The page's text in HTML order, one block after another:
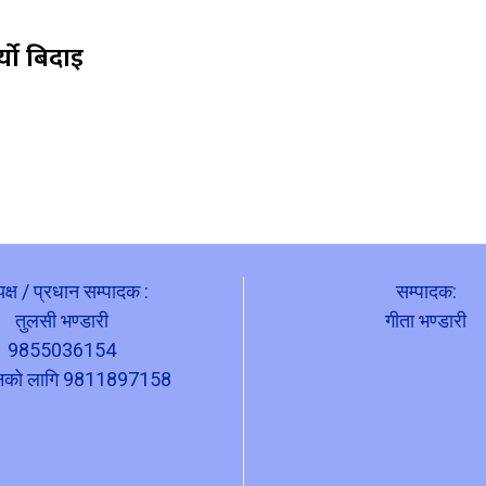
बिदाइ
/ प्रधान सम्पादक :
तुलसी भण्डारी
9855036154
लागि 9811897158
सम्पादक:
गीता भण्डारी